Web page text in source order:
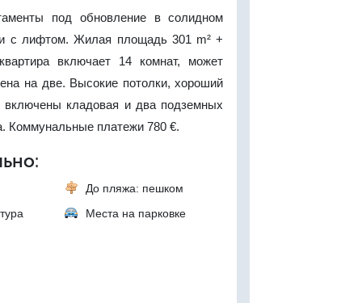
под обновление в солидном
с лифтом. Жилая площадь 301 m² +
включает 14 комнат, может
на две. Высокие потолки, хороший
включены кладовая и два подземных
Коммунальные платежи 780 €.
До пляжа: пешком
Места на парковке